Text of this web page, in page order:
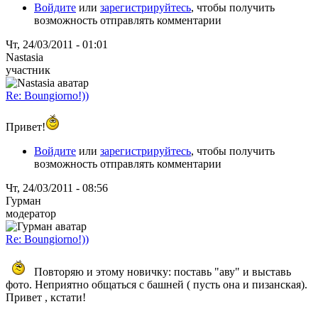
Войдите или зарегистрируйтесь, чтобы получить
возможность отправлять комментарии
Чт, 24/03/2011 - 01:01
Nastasia
участник
Re: Boungiorno!))
Привет!
Войдите или зарегистрируйтесь, чтобы получить
возможность отправлять комментарии
Чт, 24/03/2011 - 08:56
Гурман
модератор
Re: Boungiorno!))
Повторяю и этому новичку: поставь "аву" и выставь
фото. Неприятно общаться с башней ( пусть она и пизанская).
Привет , кстати!